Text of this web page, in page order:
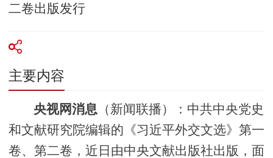
二卷出版发行
主要内容
央视网消息 （新闻联播）：中共中央党史
和文献研究院编辑的《习近平外交文选》第一
卷、第二卷，近日由中央文献出版社出版，面